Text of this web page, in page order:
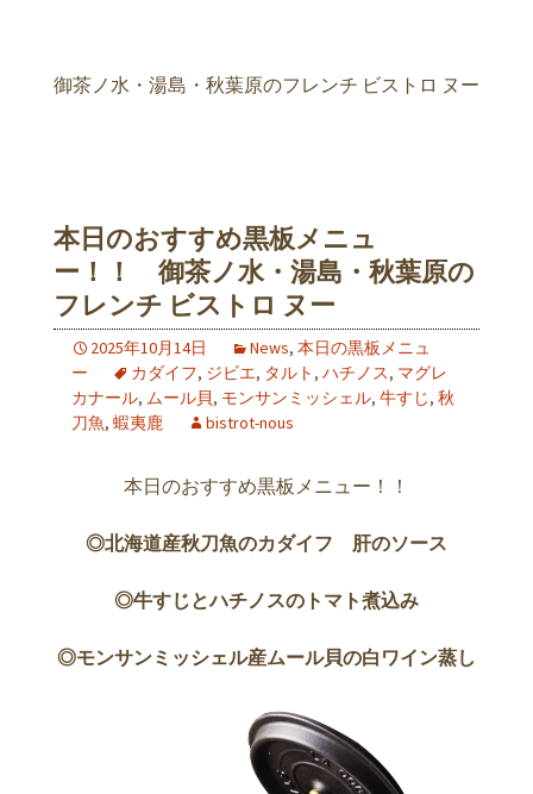
御茶ノ水・湯島・秋葉原のフレンチ ビストロ ヌー
本日のおすすめ黒板メニュ
ー！！ 御茶ノ水・湯島・秋葉原の
フレンチ ビストロ ヌー
2025年10月14日 News, 本日の黒板メニュ
ー
カダイフ, ジビエ, タルト , ハチノス, マグレ
カナール, ムール貝, モンサンミッシェル, 牛すじ, 秋
刀魚, 蝦夷鹿 bistrot-nous
本日のおすすめ黒板メニュー！！
◎北海道産秋刀魚のカダイフ 肝のソース
◎牛すじとハチノスのトマト煮込み
◎モンサンミッシェル産ムール貝の白ワイン蒸し